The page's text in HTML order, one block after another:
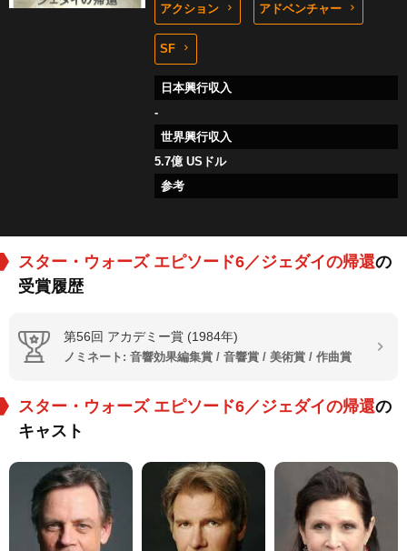
アクション アドベンチャー
SF
日本興行収入
-
世界興行収入
5.7億 USドル
参考
スター・ウォーズ エピソード6／ジェダイの帰還の
受賞履歴
第56回 アカデミー賞 (1984年)
ノミネート: 音響効果編集賞 / 音響賞 / 美術賞 / 作曲賞
スター・ウォーズ エピソード6／ジェダイの帰還の
キャスト